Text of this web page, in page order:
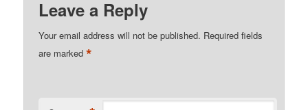
Leave a Reply
Your email address will not be published. Required fields
are marked*